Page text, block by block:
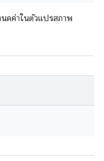
ดค่าในตัวแปรสภาพ